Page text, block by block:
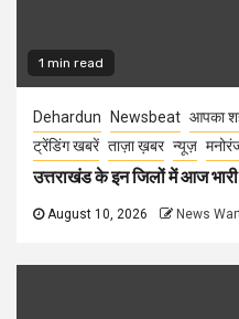
1 min read
Dehardun Newsbeat आपका
ट्रेंडिंग खबरें ताज़ा ख़बर न्यूज़
उत्तराखंड के इन जिलों में आज भारी
August 10, 2026 News